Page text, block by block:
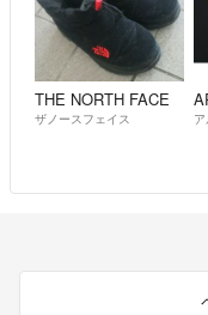
深夜に起きてたり、早朝
しますので、時間帯は気
コメントなりご購入なり
問題ありませんので気に
気になったタイミングで
THE NORTH FACE
ザノースフェイス